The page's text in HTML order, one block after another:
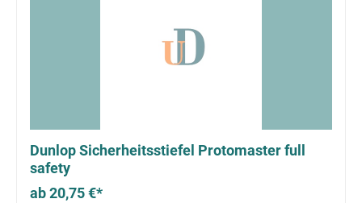
Dunlop Sicherheitsstiefel Protomaster full
safety
ab 20,75 €*